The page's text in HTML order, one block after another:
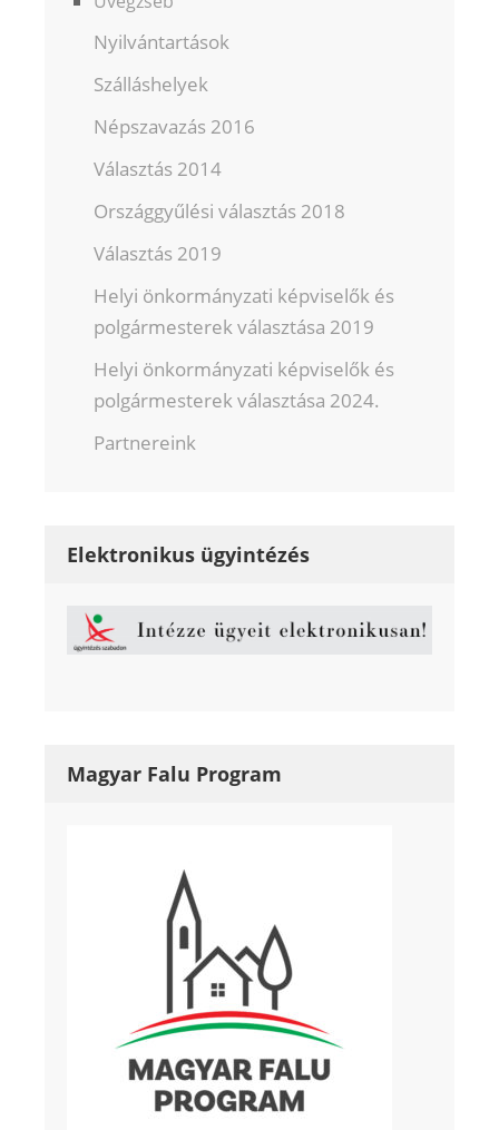
Nyilvántartások
Szálláshelyek
Népszavazás 2016
Választás 2014
Országgyűlési választás 2018
Választás 2019
Helyi önkormányzati képviselők és
polgármesterek választása 2019
Helyi önkormányzati képviselők és
polgármesterek választása 2024.
Partnereink
Elektronikus ügyintézés
Magyar Falu Program